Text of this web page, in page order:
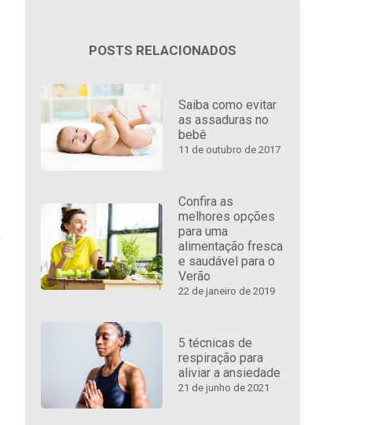
POSTS RELACIONADOS
Saiba como evitar
as assaduras no
bebê
11 de outubro de 2017
Confira as
melhores opções
para uma
alimentação fresca
e saudável para o
Verão
22 de janeiro de 2019
5 técnicas de
respiração para
aliviar a ansiedade
21 de junho de 2021